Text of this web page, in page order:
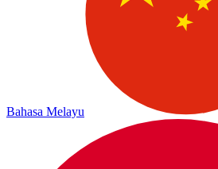
Bahasa Melayu